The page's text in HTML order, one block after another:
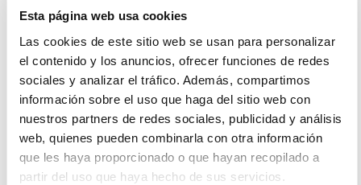
Esta página web usa cookies
Las cookies de este sitio web se usan para personalizar
el contenido y los anuncios, ofrecer funciones de redes
sociales y analizar el tráfico. Además, compartimos
información sobre el uso que haga del sitio web con
nuestros partners de redes sociales, publicidad y análisis
web, quienes pueden combinarla con otra información
que les haya proporcionado o que hayan recopilado a
partir del uso que haya hecho de sus servicios.